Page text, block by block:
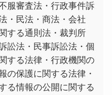
服審査法・行政事件訴
・民法・商法・会社
する通則法・裁判所
訟法・民事訴訟法・個
する法律・行政機関の
の保護に関する法律・
る情報の公開に関する